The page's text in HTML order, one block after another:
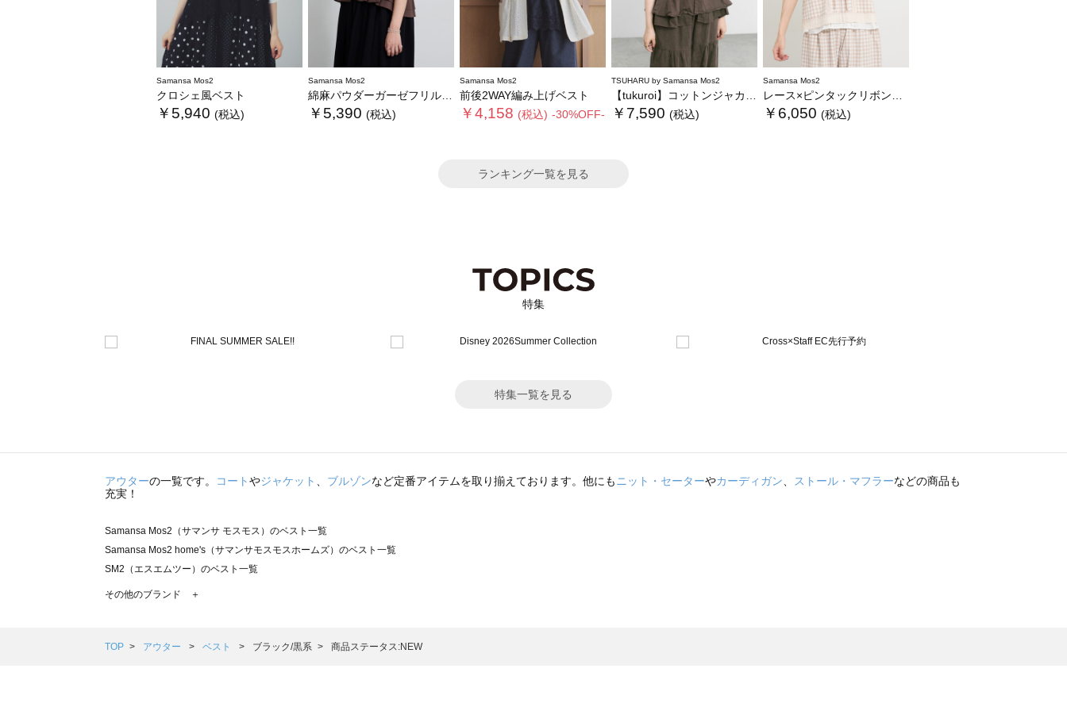
Samansa Mos2
クロシェ風ベスト
￥5,940 (税込)
Samansa Mos2
綿麻パウダーガーゼフリルベスト
￥5,390 (税込)
Samansa Mos2
前後2WAY編み上げベスト
￥4,158 (税込) -30%OFF-
TSUHARU by Samansa Mos2
【tukuroi】コットンジャカード製品染めベスト《WEB限定》
￥7,590 (税込)
Samansa Mos2
レース×ピンタックリボンベスト《限定カラーあり》
￥6,050 (税込)
ランキング一覧を見る
特集
特集一覧を見る
アウターの一覧です。 コートやジャケット 、 ブルゾンなど定番アイテムを取り揃えております。他にもニット・セーターやカーディガン、 ストール・マフラーなどの商品も
充実！
Samansa Mos2（サマンサ モスモス）のベスト一覧
Samansa Mos2 home's（サマンサモスモスホームズ）のベスト一覧
SM2（エスエムツー）のベスト一覧
TSUHARU by Samansa Mos2（ツハルバイサマンサモスモス）のベスト一覧
Samansa Mos2 Lagom（サマンサモスモス ラーゴム）のベスト一覧
その他のブランド ＋
TOP アウター ベスト ブラック/黒系 商品ステータス:NEW